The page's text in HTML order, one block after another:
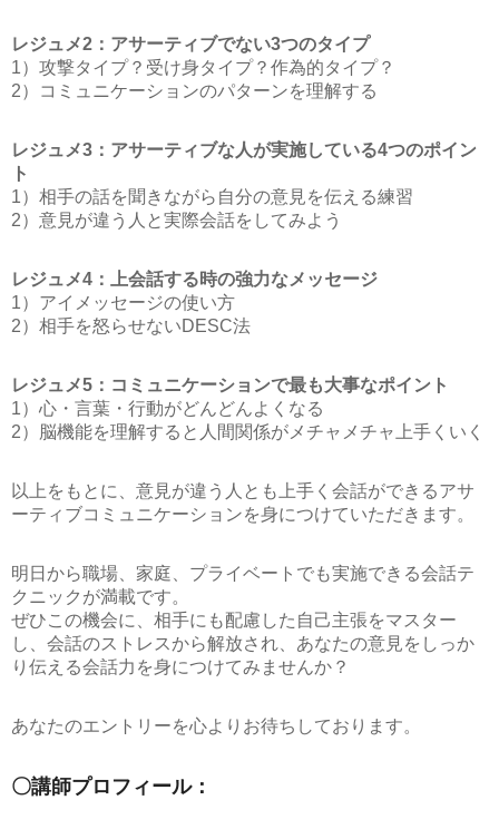
レジュメ2：アサーティブでない3つのタイプ
1）攻撃タイプ？受け身タイプ？作為的タイプ？
2）コミュニケーションのパターンを理解する
レジュメ3：アサーティブな人が実施している4つのポイン
ト
1）相手の話を聞きながら自分の意見を伝える練習
2）意見が違う人と実際会話をしてみよう
レジュメ4：上会話する時の強力なメッセージ
1）アイメッセージの使い方
2）相手を怒らせないDESC法
レジュメ5：コミュニケーションで最も大事なポイント
1）心・言葉・行動がどんどんよくなる
2）脳機能を理解すると人間関係がメチャメチャ上手くいく
以上をもとに、意見が違う人とも上手く会話ができるアサ
ーティブコミュニケーションを身につけていただきます。
明日から職場、家庭、プライベートでも実施できる会話テ
クニックが満載です。
ぜひこの機会に、相手にも配慮した自己主張をマスター
し、会話のストレスから解放され、あなたの意見をしっか
り伝える会話力を身につけてみませんか？
あなたのエントリーを心よりお待ちしております。
〇講師プロフィール：